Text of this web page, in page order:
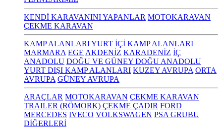
KENDİ KARAVANINI YAPANLAR MOTOKARAVAN
ÇEKME KARAVAN
KAMP ALANLARIYURT İÇİ KAMP ALANLARI
MARMARA EGE AKDENİZ KARADENİZ İÇ
ANADOLU DOĞU VE GÜNEY DOĞU ANADOLU
YURT DIŞI KAMP ALANLARI KUZEY AVRUPA ORTA
AVRUPA GÜNEY AVRUPA
ARAÇLAR MOTOKARAVAN ÇEKME KARAVAN
TRAILER (RÖMORK) ÇEKME ÇADIR FORD
MERCEDES IVECO VOLKSWAGEN PSA GRUBU
DİĞERLERİ